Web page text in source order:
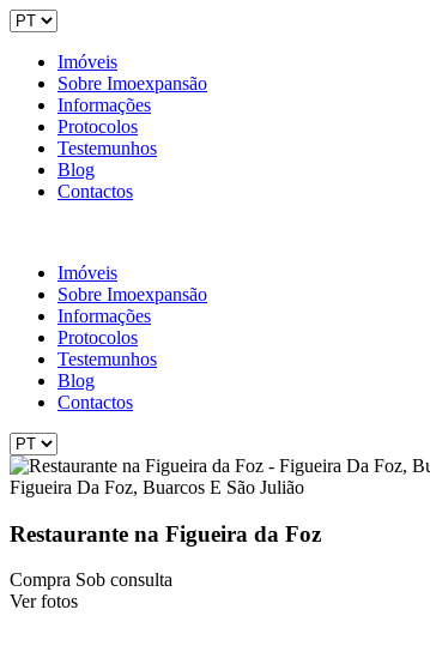
Imóveis
Sobre Imoexpansão
Informações
Protocolos
Testemunhos
Blog
Contactos
Imóveis
Sobre Imoexpansão
Informações
Protocolos
Testemunhos
Blog
Contactos
Figueira Da Foz, Buarcos E São Julião
Restaurante na Figueira da Foz
Compra Sob consulta
Ver fotos